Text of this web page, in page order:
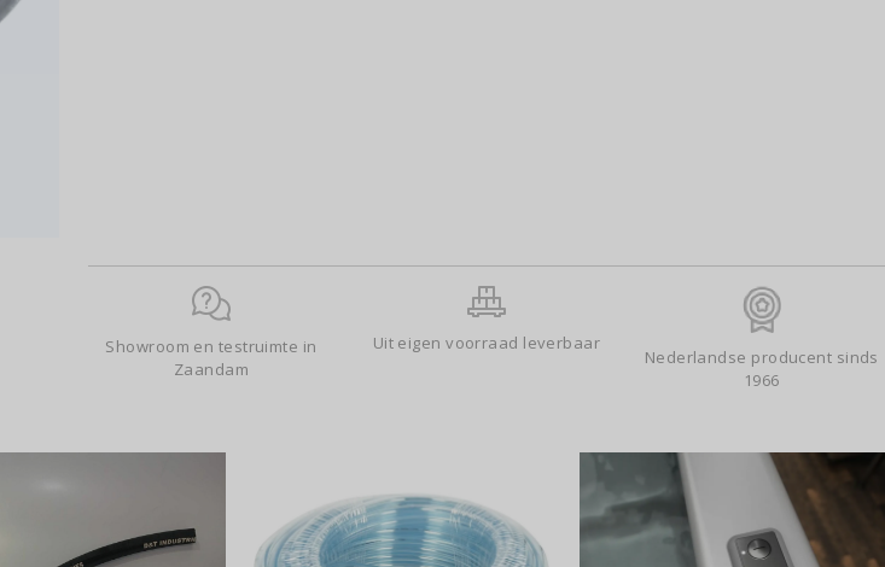
Showroom en testruimte in
Zaandam
Uit eigen voorraad leverbaar
Nederlandse producent sinds
1966